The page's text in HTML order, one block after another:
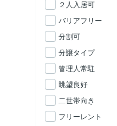
２人入居可
バリアフリー
分割可
分譲タイプ
管理人常駐
眺望良好
二世帯向き
フリーレント